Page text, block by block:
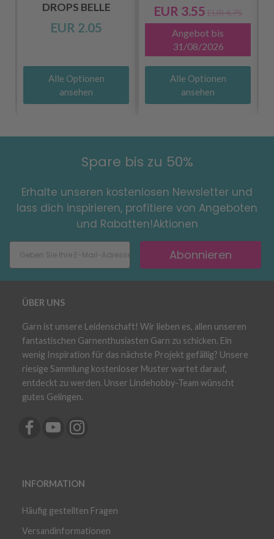
DROPS BELLE
EUR 2.05
Alle Optionen
ansehen
EUR 3.55 EUR 4.75
Angebot bis
31/08/2026
Alle Optionen
ansehen
Spare bis zu 50%
Erhalte unseren kostenlosen Newsletter und
lass dich inspirieren, profitiere von Angeboten
und Rabatten!Aktionen
Abonnieren
ÜBER UNS
Garn ist unsere Leidenschaft! Wir lieben es, allen unseren
fantastischen Garnenthusiasten Garn zu schicken. Ein
wenig Inspiration für das nächste Projekt gefällig? Unsere
riesige Sammlung kostenloser Muster wartet darauf,
entdeckt zu werden. Unser Lindehobby-Team wünscht
gutes Gelingen.
INFORMATION
Häufig gestellten Fragen
Versandinformationen